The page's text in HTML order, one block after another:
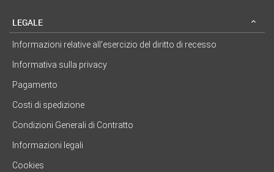
LEGALE
Informazioni relative all’esercizio del diritto di recesso
Informativa sulla privacy
Pagamento
Costi di spedizione
Condizioni Generali di Contratto
Informazioni legali
Cookies